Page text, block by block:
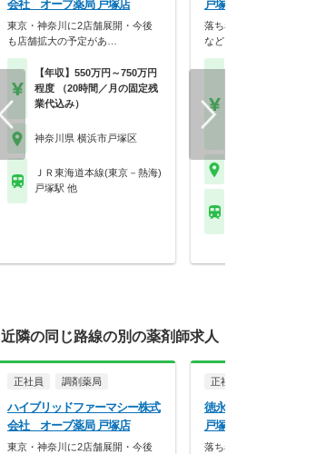
会社 オーブ薬局 戸塚店
東京・神奈川に2店舗展開・今後
も店舗拡大の予定があ…
【年収】550万円～750万円
程度 （20時間／月の固定残
業代込み）
神奈川県 横浜市戸塚区
ＪＲ東海道本線(東京－熱海)
戸塚駅 他
戸塚店
落ち着いた内装やバリアフリ
など、患者様が相談し…
近隣の同じ路線の別の薬剤師求人
正社員 調剤薬局
ハイブリッドファーマシー株式
会社 オーブ薬局 戸塚店
東京・神奈川に2店舗展開・今後
正社員
徳永薬局株式会社 徳永
戸塚店
落ち着いた内装やバリアフリ